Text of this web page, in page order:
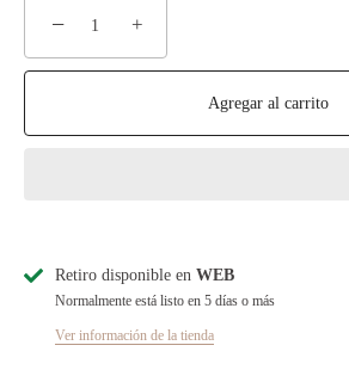
− +
Agregar al carrito
Retiro disponible en WEB
Normalmente está listo en 5 días o más
Ver información de la tienda